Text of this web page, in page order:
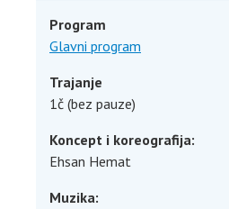
Program
Glavni program
Trajanje
1č (bez pauze)
Koncept i koreografija:
Ehsan Hemat
Muzika: